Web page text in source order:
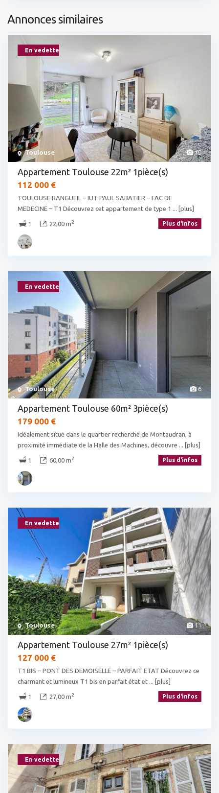
Annonces similaires
10
Toulouse
En vedette
Appartement Toulouse 22m² 1pièce(s)
112 000 €
TOULOUSE RANGUEIL – IUT PAUL SABATIER – FAC DE
MEDECINE – T1 Découvrez cet appartement de type 1 ... [plus]
1 22,00 m2 Plus d'infos
6
Toulouse
En vedette
Appartement Toulouse 60m² 3pièce(s)
179 000 €
Idéalement situé dans le quartier recherché de Montaudran, à
proximité immédiate de la Halle des Machines, découvre ... [plus]
1 60,00 m2 Plus d'infos
11
Toulouse
En vedette
Appartement Toulouse 27m² 1pièce(s)
127 000 €
T1 BIS – PONT DES DEMOISELLE – PARFAIT ETAT Découvrez ce
charmant et lumineux T1 bis en parfait état et ... [plus]
1 27,00 m2 Plus d'infos
En vedette